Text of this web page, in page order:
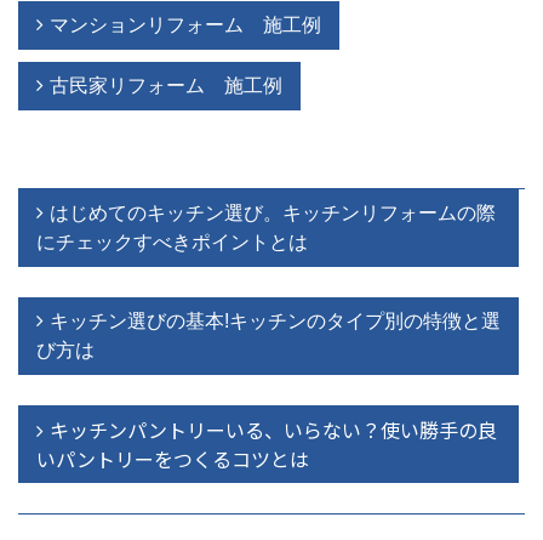
マンションリフォーム 施工例
古民家リフォーム 施工例
はじめてのキッチン選び。キッチンリフォームの際
にチェックすべきポイントとは
キッチン選びの基本!キッチンのタイプ別の特徴と選
び方は
キッチンパントリーいる、いらない？使い勝手の良
いパントリーをつくるコツとは